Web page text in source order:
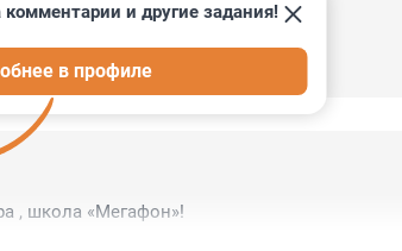
и другие задания!
в профиле
, школа «Мегафон»!